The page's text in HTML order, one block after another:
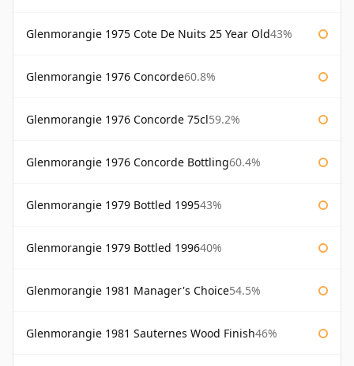
Glenmorangie 1975 Cote De Nuits 25 Year Old43%
Glenmorangie 1976 Concorde60.8%
Glenmorangie 1976 Concorde 75cl59.2%
Glenmorangie 1976 Concorde Bottling60.4%
Glenmorangie 1979 Bottled 199543%
Glenmorangie 1979 Bottled 199640%
Glenmorangie 1981 Manager's Choice54.5%
Glenmorangie 1981 Sauternes Wood Finish46%